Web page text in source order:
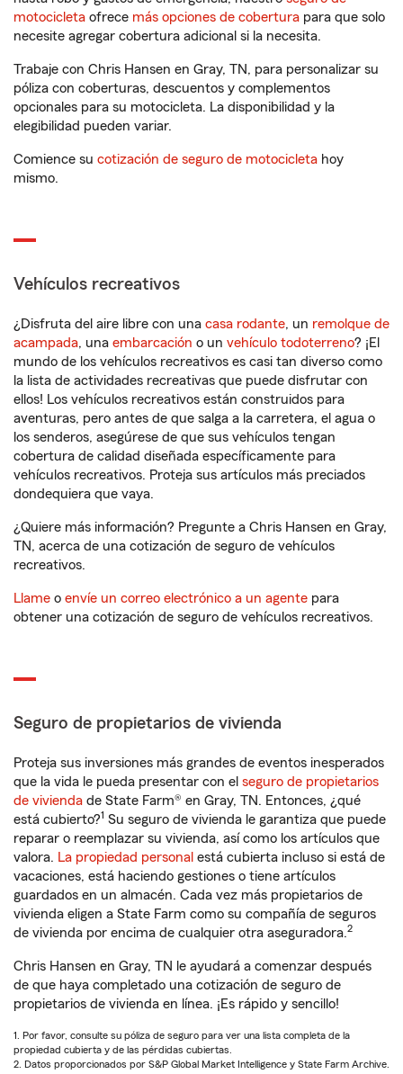
motocicleta ofrece más opciones de cobertura para que solo
necesite agregar cobertura adicional si la necesita.
Trabaje con Chris Hansen en Gray, TN, para personalizar su
póliza con coberturas, descuentos y complementos
opcionales para su motocicleta. La disponibilidad y la
elegibilidad pueden variar.
Comience su cotización de seguro de motocicleta hoy
mismo.
Vehículos recreativos
¿Disfruta del aire libre con una casa rodante, un remolque de
acampada, una embarcación o un vehículo todoterreno? ¡El
mundo de los vehículos recreativos es casi tan diverso como
la lista de actividades recreativas que puede disfrutar con
ellos! Los vehículos recreativos están construidos para
aventuras, pero antes de que salga a la carretera, el agua o
los senderos, asegúrese de que sus vehículos tengan
cobertura de calidad diseñada específicamente para
vehículos recreativos. Proteja sus artículos más preciados
dondequiera que vaya.
¿Quiere más información? Pregunte a Chris Hansen en Gray,
TN, acerca de una cotización de seguro de vehículos
recreativos.
Llame o envíe un correo electrónico a un agente para
obtener una cotización de seguro de vehículos recreativos.
Seguro de propietarios de vivienda
Proteja sus inversiones más grandes de eventos inesperados
que la vida le pueda presentar con el seguro de propietarios
de vivienda de State Farm® en Gray, TN. Entonces, ¿qué
está cubierto?1 Su seguro de vivienda le garantiza que puede
reparar o reemplazar su vivienda, así como los artículos que
valora. La propiedad personal está cubierta incluso si está de
vacaciones, está haciendo gestiones o tiene artículos
guardados en un almacén. Cada vez más propietarios de
vivienda eligen a State Farm como su compañía de seguros
de vivienda por encima de cualquier otra aseguradora.2
Chris Hansen en Gray, TN le ayudará a comenzar después
de que haya completado una cotización de seguro de
propietarios de vivienda en línea. ¡Es rápido y sencillo!
1. Por favor, consulte su póliza de seguro para ver una lista completa de la
propiedad cubierta y de las pérdidas cubiertas.
2. Datos proporcionados por S&P Global Market Intelligence y State Farm Archive.